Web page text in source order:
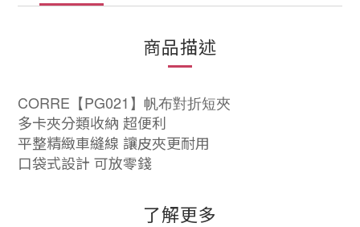
商品描述
CORRE【PG021】帆布對折短夾
多卡夾分類收納 超便利
平整精緻車縫線 讓皮夾更耐用
口袋式設計 可放零錢
了解更多